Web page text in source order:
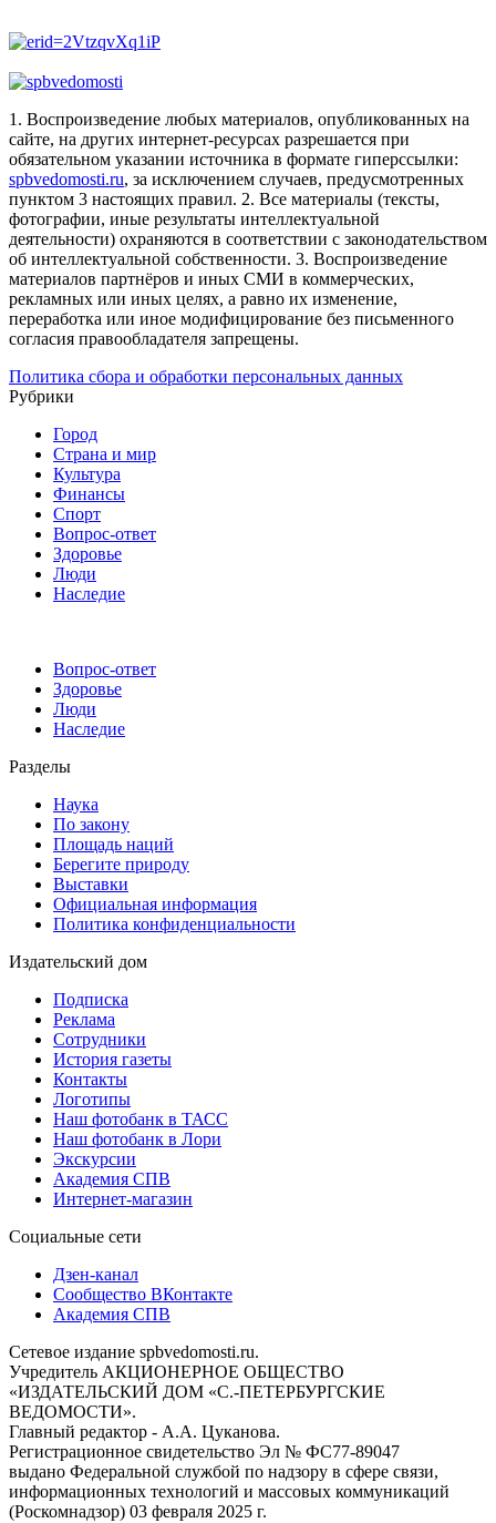
1. Воспроизведение любых материалов, опубликованных на
сайте, на других интернет-ресурсах разрешается при
обязательном указании источника в формате гиперссылки:
spbvedomosti.ru, за исключением случаев, предусмотренных
пунктом 3 настоящих правил. 2. Все материалы (тексты,
фотографии, иные результаты интеллектуальной
деятельности) охраняются в соответствии с законодательством
об интеллектуальной собственности. 3. Воспроизведение
материалов партнёров и иных СМИ в коммерческих,
рекламных или иных целях, а равно их изменение,
переработка или иное модифицирование без письменного
согласия правообладателя запрещены.
Политика сбора и обработки персональных данных
Рубрики
Город
Страна и мир
Культура
Финансы
Спорт
Вопрос-ответ
Здоровье
Люди
Наследие
Вопрос-ответ
Здоровье
Люди
Наследие
Разделы
Наука
По закону
Площадь наций
Берегите природу
Выставки
Официальная информация
Политика конфиденциальности
Издательский дом
Подписка
Реклама
Сотрудники
История газеты
Контакты
Логотипы
Наш фотобанк в ТАСС
Наш фотобанк в Лори
Экскурсии
Академия СПВ
Интернет-магазин
Социальные сети
Дзен-канал
Сообщество ВКонтакте
Академия СПВ
Сетевое издание spbvedomosti.ru.
Учредитель АКЦИОНЕРНОЕ ОБЩЕСТВО
«ИЗДАТЕЛЬСКИЙ ДОМ «С.-ПЕТЕРБУРГСКИЕ
ВЕДОМОСТИ».
Главный редактор - А.А. Цуканова.
Регистрационное свидетельство Эл № ФС77-89047
выдано Федеральной службой по надзору в сфере связи,
информационных технологий и массовых коммуникаций
(Роскомнадзор) 03 февраля 2025 г.